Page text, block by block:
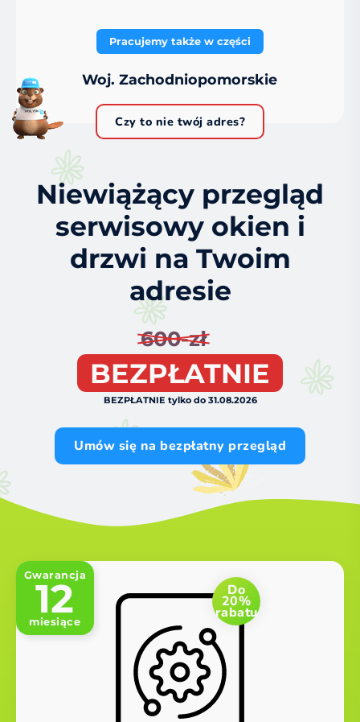
Pracujemy także w części
Woj. Zachodniopomorskie
Czy to nie twój adres?
Niewiążący przegląd
serwisowy okien i
drzwi na Twoim
adresie
600-zł
BEZPŁATNIE
BEZPŁATNIE tylko do 31.08.2026
Umów się na bezpłatny przegląd
Gwarancja
12
miesiące
Do
20%
rabatu